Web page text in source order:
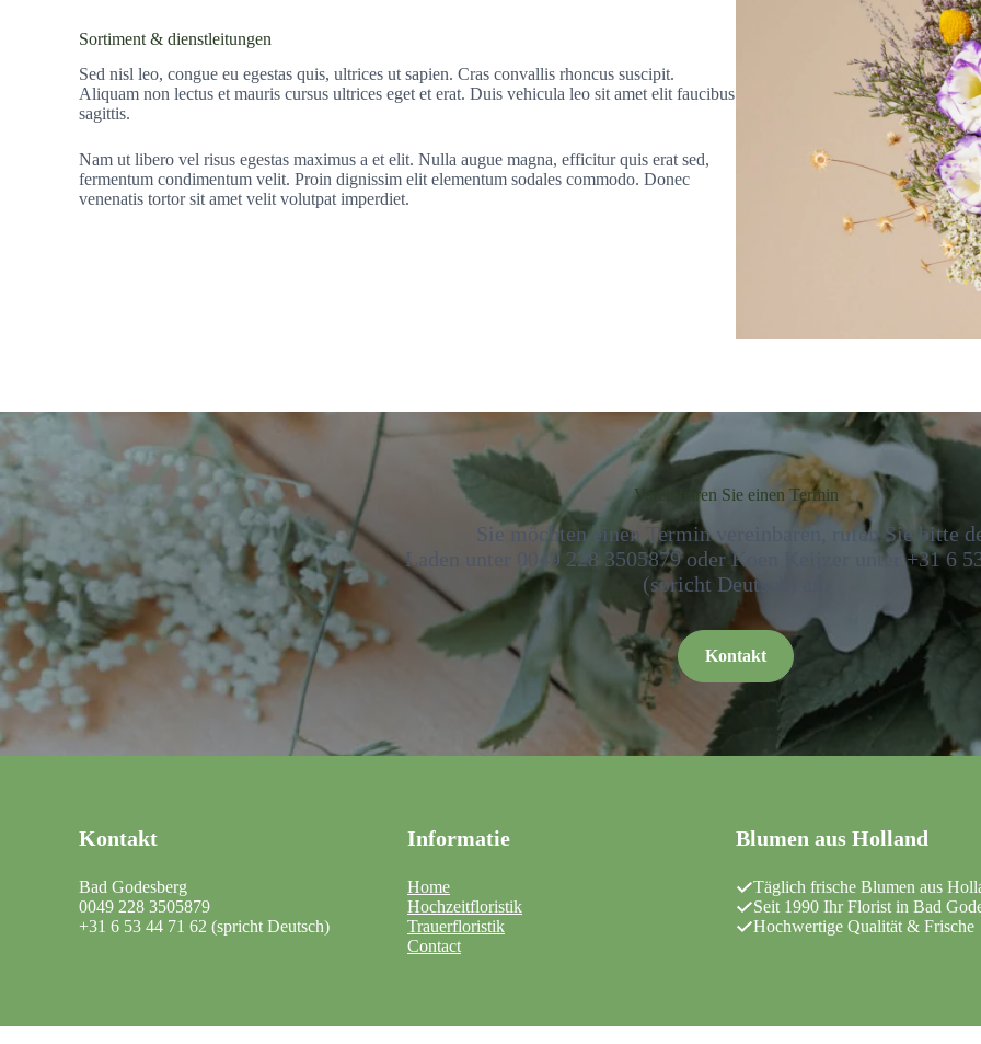
Sortiment & dienstleitungen
Sed nisl leo, congue eu egestas quis, ultrices ut sapien. Cras convallis rhoncus suscipit.
Aliquam non lectus et mauris cursus ultrices eget et erat. Duis vehicula leo sit amet elit faucibus
sagittis.
Nam ut libero vel risus egestas maximus a et elit. Nulla augue magna, efficitur quis erat sed,
fermentum condimentum velit. Proin dignissim elit elementum sodales commodo. Donec
venenatis tortor sit amet velit volutpat imperdiet.
Vereinbaren Sie einen Termin
Sie möchten einen Termin vereinbaren, rufen Sie bitte
Laden unter 0049 228 3505879 oder Koen Keijzer unter +31 6
(spricht Deutsch) an.
Kontakt
Kontakt
Bad Godesberg
0049 228 3505879
+31 6 53 44 71 62 (spricht Deutsch)
Informatie
Home
Hochzeitfloristik
Trauerfloristik
Contact
Blumen aus Holland
Täglich frische Blumen aus
Seit 1990 Ihr Florist in Bad
Hochwertige Qualität & Frische